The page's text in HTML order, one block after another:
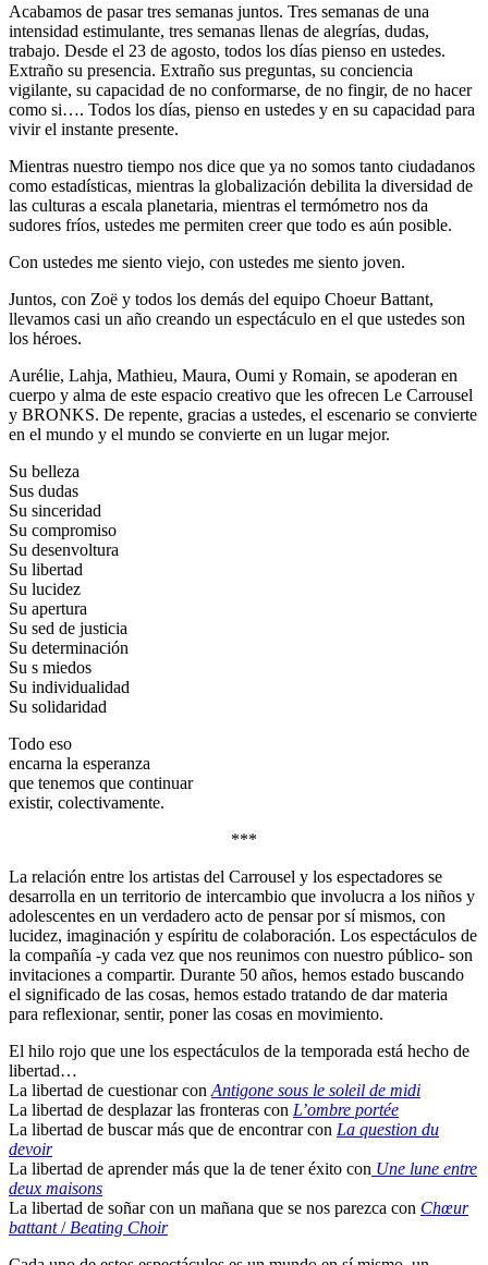
Acabamos de pasar tres semanas juntos. Tres semanas de una
intensidad estimulante, tres semanas llenas de alegrías, dudas,
trabajo. Desde el 23 de agosto, todos los días pienso en ustedes.
Extraño su presencia. Extraño sus preguntas, su conciencia
vigilante, su capacidad de no conformarse, de no fingir, de no hacer
como si…. Todos los días, pienso en ustedes y en su capacidad para
vivir el instante presente.
Mientras nuestro tiempo nos dice que ya no somos tanto ciudadanos
como estadísticas, mientras la globalización debilita la diversidad de
las culturas a escala planetaria, mientras el termómetro nos da
sudores fríos, ustedes me permiten creer que todo es aún posible.
Con ustedes me siento viejo, con ustedes me siento joven.
Juntos, con Zoë y todos los demás del equipo Choeur Battant,
llevamos casi un año creando un espectáculo en el que ustedes son
los héroes.
Aurélie, Lahja, Mathieu, Maura, Oumi y Romain, se apoderan en
cuerpo y alma de este espacio creativo que les ofrecen Le Carrousel
y BRONKS. De repente, gracias a ustedes, el escenario se convierte
en el mundo y el mundo se convierte en un lugar mejor.
Su belleza
Sus dudas
Su sinceridad
Su compromiso
Su desenvoltura
Su libertad
Su lucidez
Su apertura
Su sed de justicia
Su determinación
Su s miedos
Su individualidad
Su solidaridad
Todo eso
encarna la esperanza
que tenemos que continuar
existir, colectivamente.
***
La relación entre los artistas del Carrousel y los espectadores se
desarrolla en un territorio de intercambio que involucra a los niños y
adolescentes en un verdadero acto de pensar por sí mismos, con
lucidez, imaginación y espíritu de colaboración. Los espectáculos de
la compañía -y cada vez que nos reunimos con nuestro público- son
invitaciones a compartir. Durante 50 años, hemos estado buscando
el significado de las cosas, hemos estado tratando de dar materia
para reflexionar, sentir, poner las cosas en movimiento.
El hilo rojo que une los espectáculos de la temporada está hecho de
libertad…
La libertad de cuestionar con Antigone sous le soleil de midi
La libertad de desplazar las fronteras con L’ombre portée
La libertad de buscar más que de encontrar con La question du
devoir
La libertad de aprender más que la de tener éxito con Une lune entre
deux maisons
La libertad de soñar con un mañana que se nos parezca con Chœur
battant/ Beating Choir